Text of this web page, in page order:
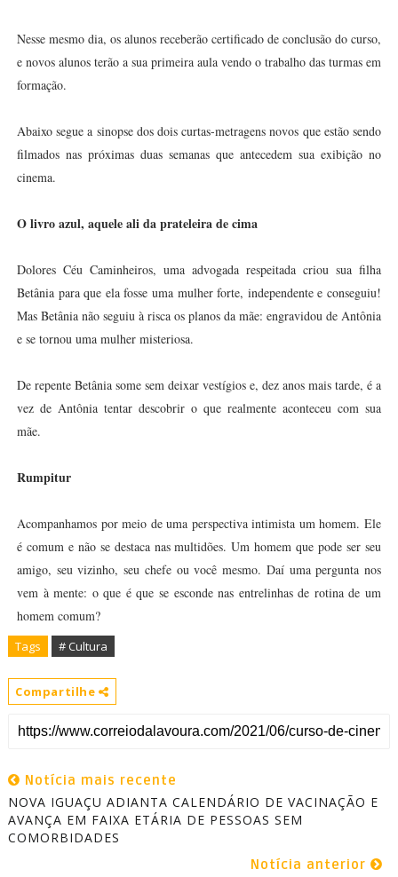
Nesse mesmo dia, os alunos receberão certificado de conclusão do curso,
e novos alunos terão a sua primeira aula vendo o trabalho das turmas em
formação.
Abaixo segue a sinopse dos dois curtas-metragens novos que estão sendo
filmados nas próximas duas semanas que antecedem sua exibição no
cinema.
O livro azul, aquele ali da prateleira de cima
Dolores Céu Caminheiros, uma advogada respeitada criou sua filha
Betânia para que ela fosse uma mulher forte, independente e conseguiu!
Mas Betânia não seguiu à risca os planos da mãe: engravidou de Antônia
e se tornou uma mulher misteriosa.
De repente Betânia some sem deixar vestígios e, dez anos mais tarde, é a
vez de Antônia tentar descobrir o que realmente aconteceu com sua
mãe.
Rumpitur
Acompanhamos por meio de uma perspectiva intimista um homem. Ele
é comum e não se destaca nas multidões. Um homem que pode ser seu
amigo, seu vizinho, seu chefe ou você mesmo. Daí uma pergunta nos
vem à mente: o que é que se esconde nas entrelinhas de rotina de um
homem comum?
Tags # Cultura
Compartilhe
Notícia mais recente
NOVA IGUAÇU ADIANTA CALENDÁRIO DE VACINAÇÃO E
AVANÇA EM FAIXA ETÁRIA DE PESSOAS SEM
COMORBIDADES
Notícia anterior